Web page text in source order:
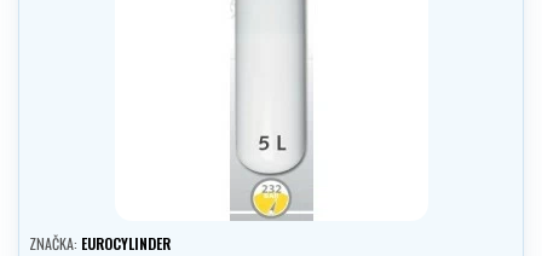
ZNAČKA: EUROCYLINDER